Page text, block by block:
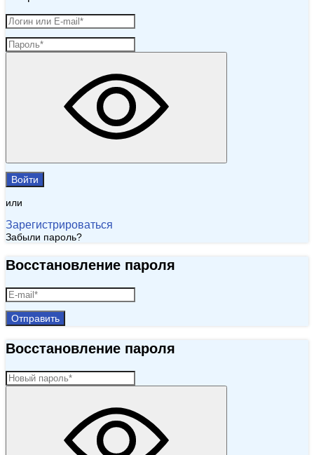
Войти
или
Зарегистрироваться
Забыли пароль?
Восстановление пароля
Отправить
Восстановление пароля